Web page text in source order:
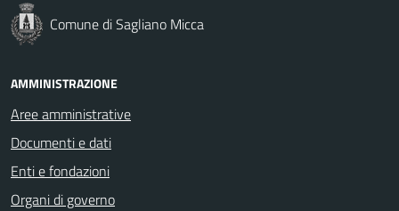
Comune di Sagliano Micca
AMMINISTRAZIONE
Aree amministrative
Documenti e dati
Enti e fondazioni
Organi di governo